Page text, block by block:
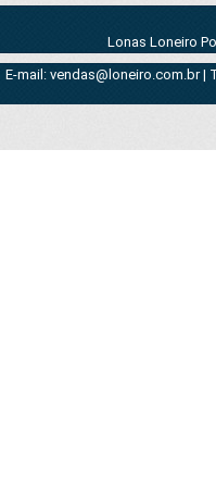
Lonas Loneiro
E-mail: vendas@loneiro.com.br |